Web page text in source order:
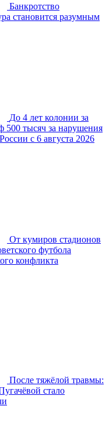
Банкротство
становится разумным
До 4 лет колонии за
тысяч за нарушения
с 6 августа 2026
От кумиров стадионов
футбола
конфликта
После тяжёлой травмы:
стало